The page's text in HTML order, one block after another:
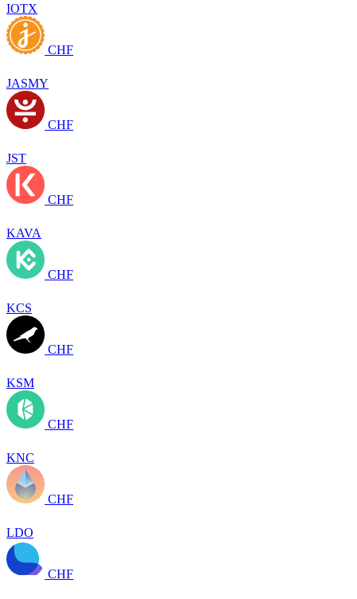
IOTX
CHF
JASMY
CHF
JST
CHF
KAVA
CHF
KCS
CHF
KSM
CHF
KNC
CHF
LDO
CHF